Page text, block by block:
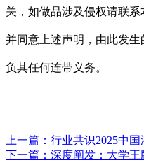
关，如做品涉及侵权请联
并同意上述声明，由此发
负其任何连带义务。
上一篇： 行业共识2025中
下一篇： 深度阐发：大学王